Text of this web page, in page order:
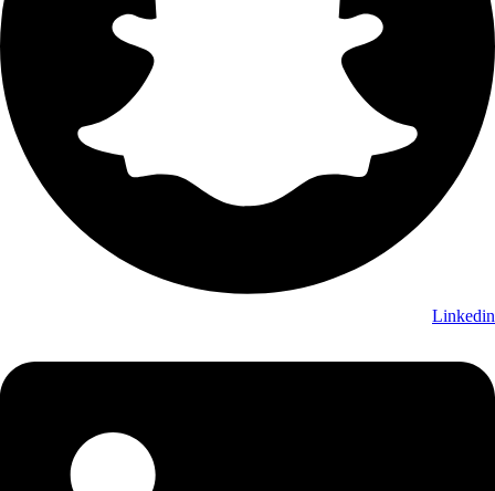
Linkedin